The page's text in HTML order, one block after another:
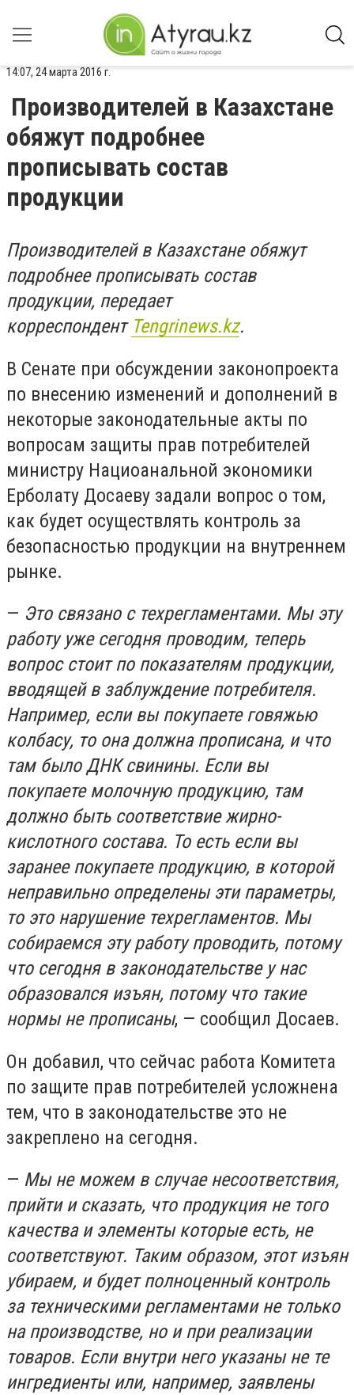
14:07, 24 марта 2016 г.
Производителей в Казахстане
обяжут подробнее
прописывать состав
продукции
Производителей в Казахстане обяжут
подробнее прописывать состав
продукции, передает
корреспондент Tengrinews.kz.
В Сенате при обсуждении законопроекта
по внесению изменений и дополнений в
некоторые законодательные акты по
вопросам защиты прав потребителей
министру Нациоанальной экономики
Ерболату Досаеву задали вопрос о том,
как будет осуществлять контроль за
безопасностью продукции на внутреннем
рынке.
— Это связано с техрегламентами. Мы эту
работу уже сегодня проводим, теперь
вопрос стоит по показателям продукции,
вводящей в заблуждение потребителя.
Например, если вы покупаете говяжью
колбасу, то она должна прописана, и что
там было ДНК свинины. Если вы
покупаете молочную продукцию, там
должно быть соответствие жирно-
кислотного состава. То есть если вы
заранее покупаете продукцию, в которой
неправильно определены эти параметры,
то это нарушение техрегламентов. Мы
собираемся эту работу проводить, потому
что сегодня в законодательстве у нас
образовался изъян, потому что такие
нормы не прописаны, — сообщил Досаев.
Он добавил, что сейчас работа Комитета
по защите прав потребителей усложнена
тем, что в законодательстве это не
закреплено на сегодня.
— Мы не можем в случае несоответствия,
прийти и сказать, что продукция не того
качества и элементы которые есть, не
соответствуют. Таким образом, этот изъян
убираем, и будет полноценный контроль
за техническими регламентами не только
на производстве, но и при реализации
товаров. Если внутри него указаны не те
ингредиенты или, например, заявлены